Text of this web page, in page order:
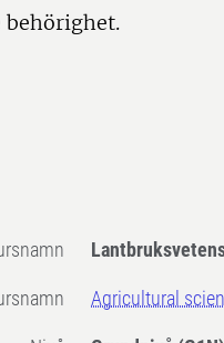
behörighet.
Agricultural